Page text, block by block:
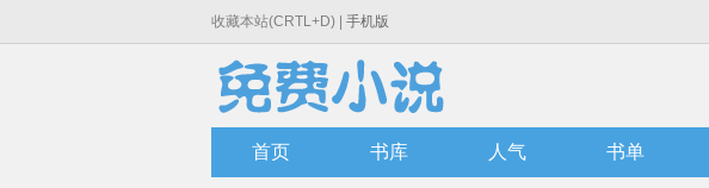
收藏本站(CRTL+D) | 手机版
首页 书库 人气 书单